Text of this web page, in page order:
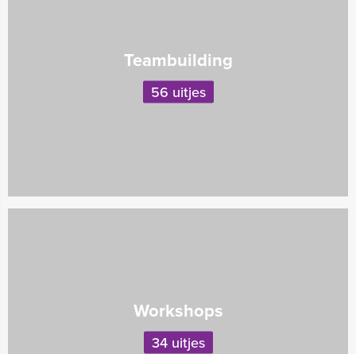
Teambuilding
56 uitjes
Workshops
34 uitjes